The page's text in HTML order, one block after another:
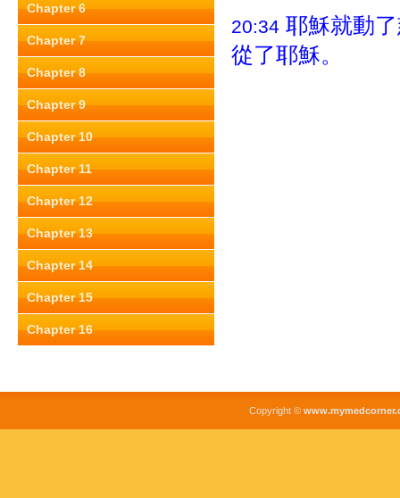
Chapter 6
Chapter 7
Chapter 8
Chapter 9
Chapter 10
Chapter 11
Chapter 12
Chapter 13
Chapter 14
Chapter 15
Chapter 16
20:34 耶穌就動
從了耶穌。
Copyright ©